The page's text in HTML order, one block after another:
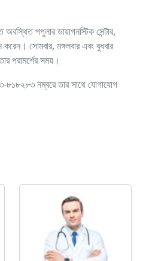
পপুলার ডায়াগনস্টিক সেন্টার,
করেন। সোমবার, মঙ্গলবার এবং বুধবার
পরামর্শের সময়।
৮১৮২৮৩ নম্বরে তার সাথে যোগাযোগ